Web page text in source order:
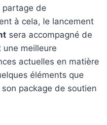
partage de
à cela, le lancement
sera accompagné de
meilleure
actuelles en matière
éléments que
package de soutien